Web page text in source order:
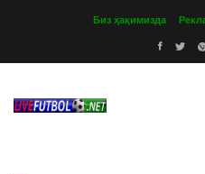
Биз ҳақимизда